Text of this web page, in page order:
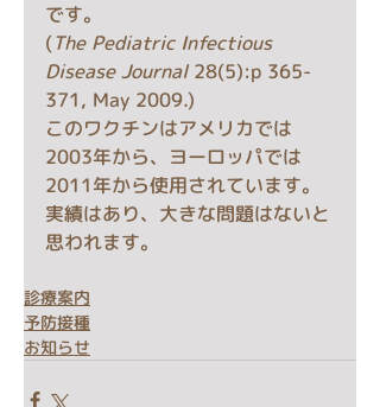
です。
(The Pediatric Infectious
Disease Journal 28(5):p 365-
371, May 2009.)
このワクチンはアメリカでは
2003年から、ヨーロッパでは
2011年から使用されています。
実績はあり、大きな問題はないと
思われます。
診療案内
予防接種
お知らせ